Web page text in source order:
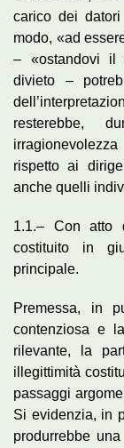
carico dei
modo, «ad
– «ostandovi il
divieto –
resterebbe,
rispetto ai
anche quelli
1.1.– Con atto
costituito in
principale.
Premessa, in
contenziosa e
rilevante, la
illegittimità
passaggi
Si evidenzia, in
produrrebbe